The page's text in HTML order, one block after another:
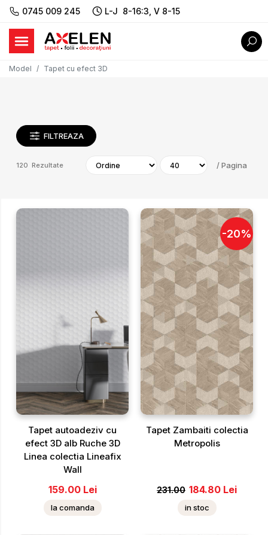
0745 009 245 L-J 8-16:3, V 8-15
Model Tapet cu efect 3D
FILTREAZA
120 Rezultate /Pagina
Tapet autoadeziv cu
efect 3D alb Ruche 3D
Linea colectia Lineafix
Wall
159.00 Lei
la comanda
-20%
Tapet Zambaiti colectia
Metropolis
231.00 184.80 Lei
in stoc